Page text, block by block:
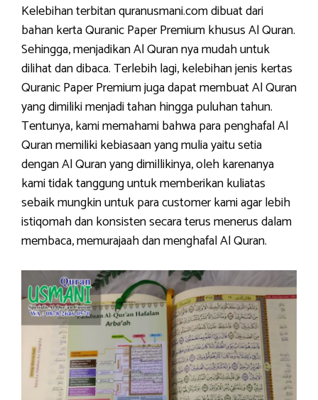
Kelebihan terbitan quranusmani.com dibuat dari
bahan kerta Quranic Paper Premium khusus Al Quran.
Sehingga, menjadikan Al Quran nya mudah untuk
dilihat dan dibaca. Terlebih lagi, kelebihan jenis kertas
Quranic Paper Premium juga dapat membuat Al Quran
yang dimiliki menjadi tahan hingga puluhan tahun.
Tentunya, kami memahami bahwa para penghafal Al
Quran memiliki kebiasaan yang mulia yaitu setia
dengan Al Quran yang dimillikinya, oleh karenanya
kami tidak tanggung untuk memberikan kuliatas
sebaik mungkin untuk para customer kami agar lebih
istiqomah dan konsisten secara terus menerus dalam
membaca, memurajaah dan menghafal Al Quran.